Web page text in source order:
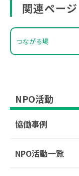
関連ページ
つながる場
NPO活動
協働事例
NPO活動一覧